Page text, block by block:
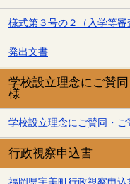
様式第３号の２（入学等審
発出文書
学校設立理念にご賛
様
学校設立理念にご賛同・
行政視察申込書